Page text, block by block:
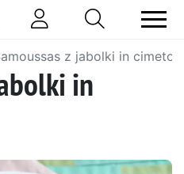
z jabolki in
in